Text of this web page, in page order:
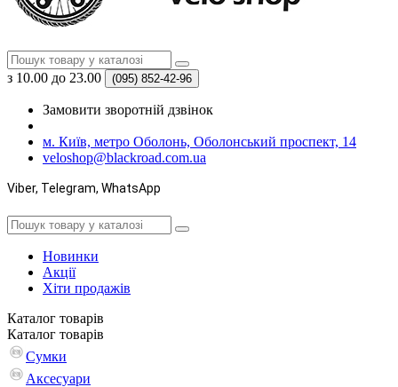
з 10.00 до 23.00 (095) 852-42-96
Замовити зворотній дзвінок
м. Київ, метро Оболонь, Оболонський проспект, 14
veloshop@blackroad.com.ua
Viber, Telegram, WhatsApp
Новинки
Акції
Хіти продажів
Каталог товарів
Каталог товарів
Сумки
Аксесуари